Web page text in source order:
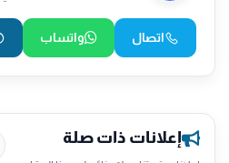
اتصال واتساب
إعلانات ذات صلة